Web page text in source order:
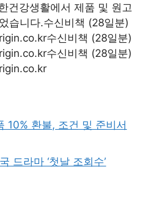
건강생활에서 제품 및 원고
습니다.수신비책 (28일분)
수신비책 (28일분)
수신비책 (28일분)
10% 환불, 조건 및 준비서
드라마 ‘첫날 조회수’